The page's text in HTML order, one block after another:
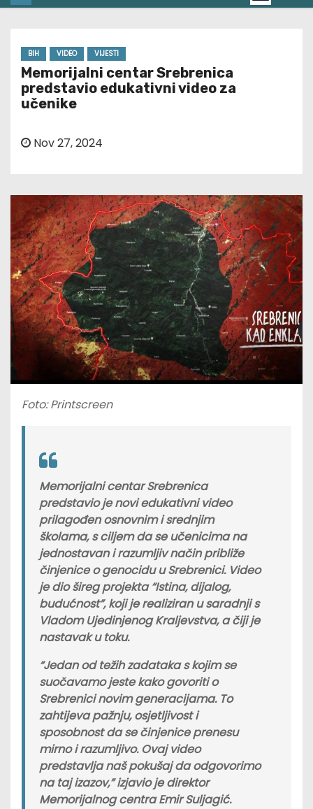
BIH VIDEO VIJESTI
Memorijalni centar Srebrenica
predstavio edukativni video za
učenike
Nov 27, 2024
Foto: Printscreen
Memorijalni centar Srebrenica
predstavio je novi edukativni video
prilagođen osnovnim i srednjim
školama, s ciljem da se učenicima na
jednostavan i razumljiv način približe
činjenice o genocidu u Srebrenici. Video
je dio šireg projekta“Istina, dijalog,
budućnost”, koji je realiziran u saradnji s
Vladom Ujedinjenog Kraljevstva, a čiji je
nastavak u toku.
“Jedan od težih zadataka s kojim se
suočavamo jeste kako govoriti o
Srebrenici novim generacijama. To
zahtijeva pažnju, osjetljivost i
sposobnost da se činjenice prenesu
mirno i razumljivo. Ovaj video
predstavlja naš pokušaj da odgovorimo
na taj izazov,” izjavio je direktor
Memorijalnog centra Emir Suljagić.